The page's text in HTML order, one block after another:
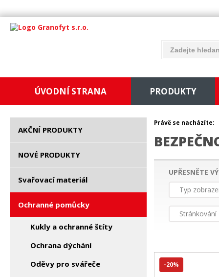
ÚVODNÍ STRANA PRODUKTY
AKČNÍ PRODUKTY
NOVÉ PRODUKTY
Svařovací materiál
Ochranné pomůcky
Kukly a ochranné štíty
Ochrana dýchání
Oděvy pro svářeče
Právě se nacházíte:
UPŘESNĚTE
Typ
Stránkování
-20%